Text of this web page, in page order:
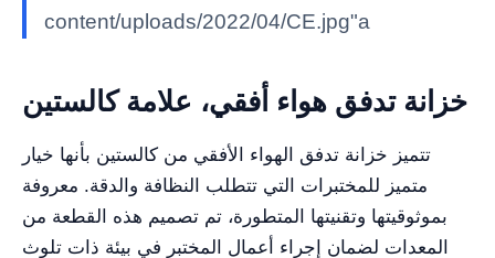
content/uploads/2022/04/CE.jpg"a
خزانة تدفق هواء أفقي، علامة كالستين
تتميز خزانة تدفق الهواء الأفقي من كالستين بأنها خيار
متميز للمختبرات التي تتطلب النظافة والدقة. معروفة
بموثوقيتها وتقنيتها المتطورة، تم تصميم هذه القطعة من
المعدات لضمان إجراء أعمال المختبر في بيئة ذات تلوث